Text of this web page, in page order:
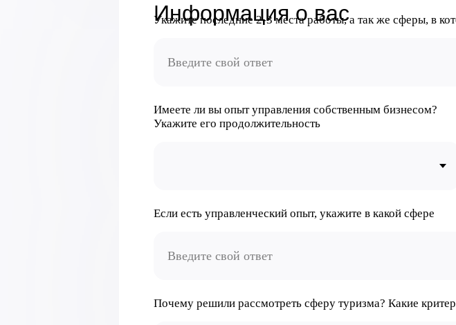
Укажите последние 2-3 места работы, а так же сферы, в
Имеете ли вы опыт управления собственным бизнесом?
Укажите его продолжительность
Если есть управленческий опыт, укажите в какой сфере
Почему решили рассмотреть сферу туризма? Какие
Информация о вас